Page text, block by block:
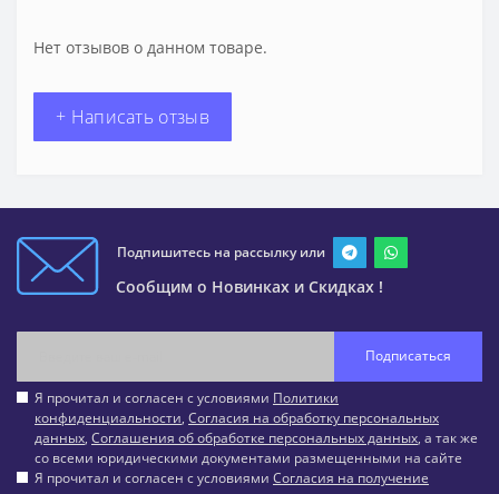
Нет отзывов о данном товаре.
+ Написать отзыв
Подпишитесь на рассылку или
Сообщим о Новинках и Скидках !
Подписаться
Я прочитал и согласен с условиями Политики
конфиденциальности, Согласия на обработку персональных
данных, Соглашения об обработке персональных данных, а так же
со всеми юридическими документами размещенными на сайте
Я прочитал и согласен с условиями Согласия на получение